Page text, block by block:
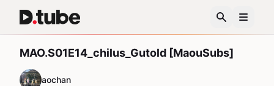
MAO.S01E14_chilus_Gutold [MaouSubs]
aochan